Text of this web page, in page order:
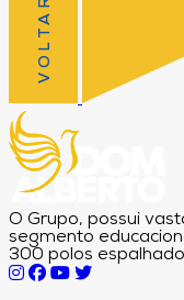
O Grupo, possui
segmento
300 polos